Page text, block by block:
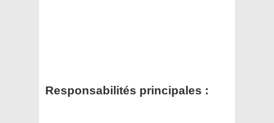
Responsabilités principales :